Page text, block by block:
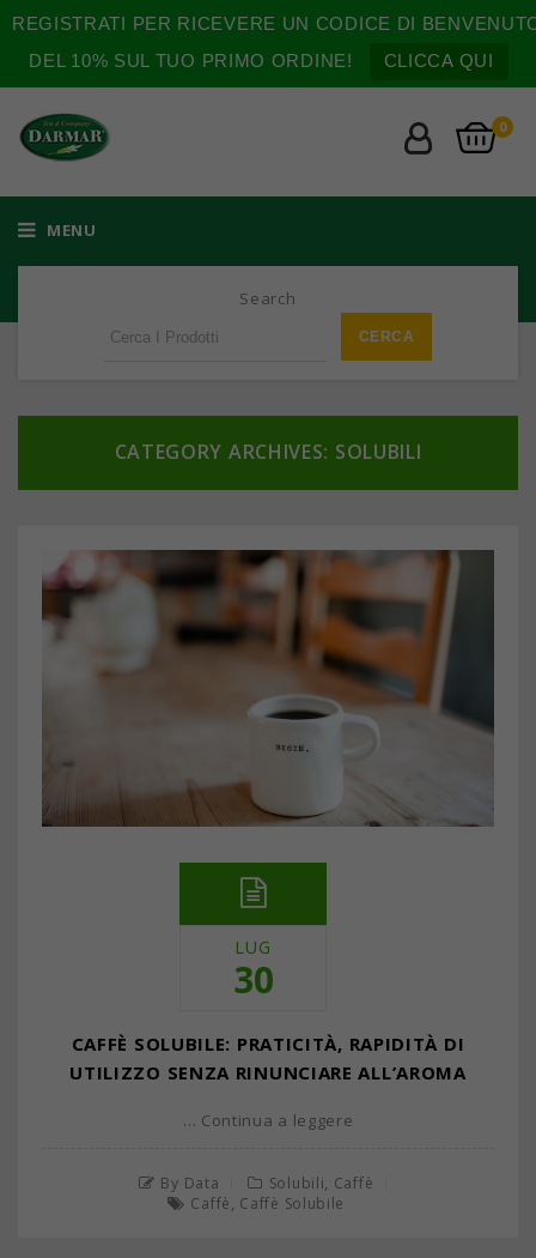
REGISTRATI PER RICEVERE UN CODICE DI
DEL 10% SUL TUO PRIMO ORDINE!
CLICCA QUI
0
MENU
Search
CATEGORY ARCHIVES: SOLUBILI
LUG
30
CAFFÈ SOLUBILE: PRATICITÀ, RAPIDITÀ DI
UTILIZZO SENZA RINUNCIARE ALL’AROMA
… Continua a leggere
By Data Solubili, Caffè
Caffè, Caffè Solubile